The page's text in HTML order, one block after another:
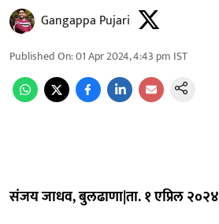
Gangappa Pujari
Published On:01 Apr 2024, 4:43 pm IST
संजय जाधव, बुलढाणा|ता. १ एप्रिल २०२४